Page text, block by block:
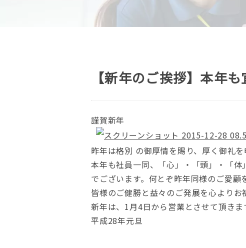
【新年のご挨拶】本年
謹賀新年
昨年は格別 の御厚情を賜り、厚く御礼を
本年も社員一同、「心」・「頭」・「
でございます。何とぞ昨年同様のご愛顧
皆様のご健勝と益々のご発展を心よりお
新年は、1月4日から営業とさせて頂きま
平成28年元旦